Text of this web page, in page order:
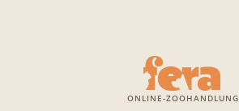
ONLINE-ZOOHANDLUNG